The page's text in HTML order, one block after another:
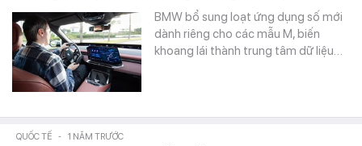
BMW bổ sung loạt ứng dụng số mới
dành riêng cho các mẫu M, biến
khoang lái thành trung tâm dữ liệu…
QUỐC TẾ - 1 NĂM TRƯỚC